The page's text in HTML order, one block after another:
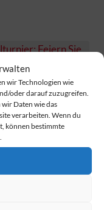
wir Technologien wie
oder darauf zuzugreifen.
Daten wie das
verarbeiten. Wenn du
können bestimmte